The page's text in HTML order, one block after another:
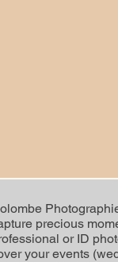
precious
or ID
your events